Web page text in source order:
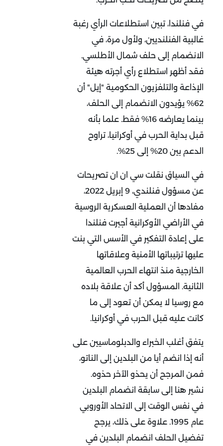
في فنلندا، تبين استطلاعات الرأي رغبة
غالبية الفنلنديين، ولأول مرة، في
الانضمام إلى حلف شمال الأطلسي.
فقد أظهر استطلاع رأي أجرته هيئة
الإذاعة والتلفزيون الحكومية "إيل" أن
62% يؤيدون الانضمام إلى الحلف،
بينما يعارضه 16% فقط. علما بأنه
قبل بداية الحرب في أوكرانيا، تراوح
الدعم بين 20% إلى 25%.
في السياق نقلت سي ان ان تصريحات
عن مسؤول فنلندي، 9 إبريل 2022،
مفادها أن العملية العسكرية الروسية
في الأراضي الأوكرانية أجبرت فنلندا
على إعادة التفكير في الأسس التي بنت
عليها ترتيباتها الأمنية وعلاقاتها
الخارجية منذ انتهاء الحرب العالمية
الثانية. المسؤول أكد أن علاقة بلاده
مع روسيا لا يمكن أن تعود إلى ما
كانت عليه قبل الحرب في أوكرانيا.
يتفق أغلب الخبراء والدبلوماسيين على
أنه إذا انضم أيا من البلدين إلى الناتو،
فمن المرجح أن يحذو الآخر حذوه.
نشير هنا إلى سابقة انضمام البلدين
في نفس الوقت إلى الاتحاد الأوروبي
عام 1995. علاوة على ذلك، يرجح
تفضيل الحلف انضمام البلدين في